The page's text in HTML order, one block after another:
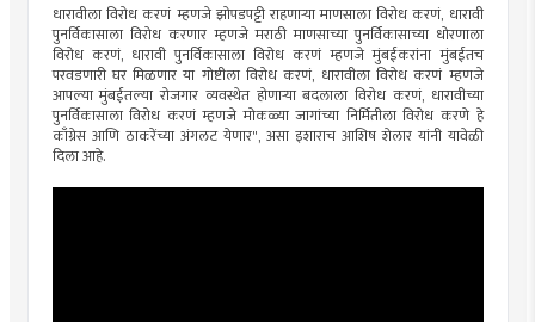
धारावीला विरोध करणं म्हणजे झोपडपट्टी राहणाऱ्या माणसाला विरोध करणं, धारावी
पुनर्विकासाला विरोध करणार म्हणजे मराठी माणसाच्या पुनर्विकासाच्या धोरणाला
विरोध करणं, धारावी पुनर्विकासाला विरोध करणं म्हणजे मुंबईकरांना मुंबईतच
परवडणारी घर मिळणार या गोष्टीला विरोध करणं, धारावीला विरोध करणं म्हणजे
आपल्या मुंबईतल्या रोजगार व्यवस्थेत होणाऱ्या बदलाला विरोध करणं, धारावीच्या
पुनर्विकासाला विरोध करणं म्हणजे मोकळ्या जागांच्या निर्मितीला विरोध करणे हे
काँग्रेस आणि ठाकरेंच्या अंगलट येणार", असा इशाराच आशिष शेलार यांनी यावेळी
दिला आहे.